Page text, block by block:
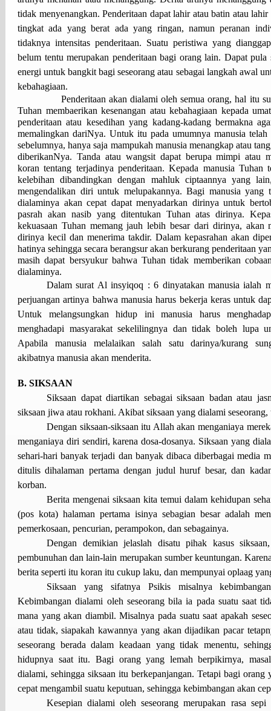
tidak menyenangkan. Penderitaan dapat lahir atau batin atau
tingkat ada yang berat ada yang ringan, namun peranan
tidaknya intensitas penderitaan. Suatu peristiwa yang
belum tentu merupakan penderitaan bagi orang lain. Dapat pula
energi untuk bangkit bagi seseorang atau sebagai langkah awal
kebahagiaan.
Penderitaan akan dialami oleh semua orang, hal itu
Tuhan membaerikan kesenangan atau kebahagiaan kepada
penderitaan atau kesedihan yang kadang-kadang bermakna
memalingkan dariNya. Untuk itu pada umumnya manusia
sebelumnya, hanya saja mampukah manusia menangkap atau
diberikanNya. Tanda atau wangsit dapat berupa mimpi atau
koran tentang terjadinya penderitaan. Kepada manusia Tuhan
kelebihan dibandingkan dengan mahluk ciptaannya yang
mengendalikan diri untuk melupakannya. Bagi manusia yang
dialaminya akan cepat dapat menyadarkan dirinya untuk
pasrah akan nasib yang ditentukan Tuhan atas dirinya.
kekuasaan Tuhan memang jauh lebih besar dari dirinya, akan
dirinya kecil dan menerima takdir. Dalam kepasrahan akan
hatinya sehingga secara berangsur akan berkurang penderitaan
masih dapat bersyukur bahwa Tuhan tidak memberikan
dialaminya.
Dalam surat Al insyiqoq : 6 dinyatakan manusia ialah
perjuangan artinya bahwa manusia harus bekerja keras untuk
Untuk melangsungkan hidup ini manusia harus
menghadapi masyarakat sekelilingnya dan tidak boleh lupa
Apabila manusia melalaikan salah satu darinya/kurang
akibatnya manusia akan menderita.
B. SIKSAAN
Siksaan dapat diartikan sebagai siksaan badan atau
siksaan jiwa atau rokhani. Akibat siksaan yang dialami
Dengan siksaan-siksaan itu Allah akan menganiaya
menganiaya diri sendiri, karena dosa-dosanya. Siksaan yang
sehari-hari banyak terjadi dan banyak dibaca diberbagai media
ditulis dihalaman pertama dengan judul huruf besar, dan
korban.
Berita mengenai siksaan kita temui dalam kehidupan
(pos kota) halaman pertama isinya sebagian besar adalah
pemerkosaan, pencurian, perampokon, dan sebagainya.
Dengan demikian jelaslah disatu pihak kasus siksaan,
pembunuhan dan lain-lain merupakan sumber keuntungan.
berita seperti itu koran itu cukup laku, dan mempunyai oplaag
Siksaan yang sifatnya Psikis misalnya
Kebimbangan dialami oleh seseorang bila ia pada suatu saat
mana yang akan diambil. Misalnya pada suatu saat apakah
atau tidak, siapakah kawannya yang akan dijadikan pacar
seseorang berada dalam keadaan yang tidak menentu,
hidupnya saat itu. Bagi orang yang lemah berpikirnya,
dialami, sehingga siksaan itu berkepanjangan. Tetapi bagi
cepat mengambil suatu keputuan, sehingga kebimbangan akan
Kesepian dialami oleh seseorang merupakan rasa